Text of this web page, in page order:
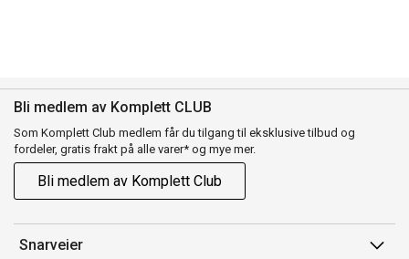
Bli medlem av Komplett CLUB
Som Komplett Club medlem får du tilgang til eksklusive tilbud og
fordeler, gratis frakt på alle varer* og mye mer.
Bli medlem av Komplett Club
Snarveier